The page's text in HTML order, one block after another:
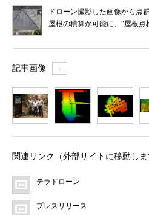
ドローン撮影した画像から点
屋根の積算が可能に、“屋根点
記事画像 ＋
関連リンク（外部サイトに移動しま
テラドローン
プレスリリース